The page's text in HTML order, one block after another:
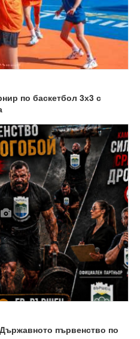
по баскетбол 3х3 с
първенство по